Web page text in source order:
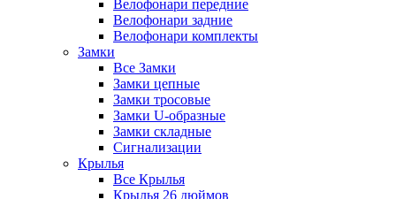
Велофонари передние
Велофонари задние
Велофонари комплекты
Замки
Все Замки
Замки цепные
Замки тросовые
Замки U-образные
Замки складные
Сигнализации
Крылья
Все Крылья
Крылья 26 дюймов